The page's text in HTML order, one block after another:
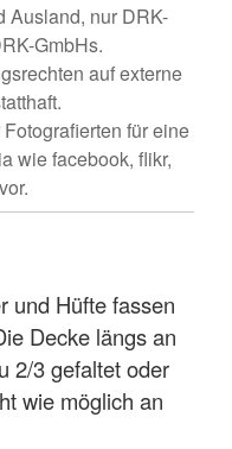
Ausland, nur DRK-
GmbHs.
auf externe
für eine
wie facebook, flikr,
und Hüfte fassen
Decke längs an
2/3 gefaltet oder
wie möglich an